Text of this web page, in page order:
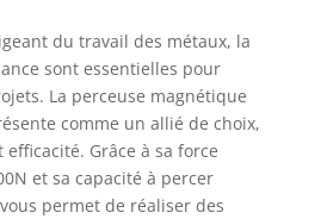
du travail des métaux, la
sont essentielles pour
La perceuse magnétique
comme un allié de choix,
Grâce à sa force
et sa capacité à percer
permet de réaliser des